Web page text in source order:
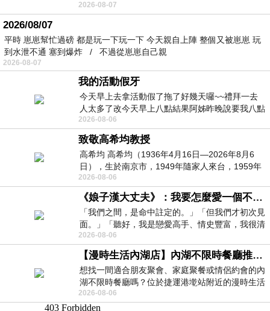
個人整整齊齊地站在鏡框之外，如同
2026-08-07
2026/08/07
平時 崽崽幫忙過磅 都是玩一下玩一下 今天親自上陣 整個又被崽崽 玩
到水泄不通 塞到爆炸 / 不過從崽崽自己親
2026-08-07
我的活動假牙
今天早上去拿活動假了拖了好幾天囉~~禮拜一去
人太多了改今天早上八點結果阿姊昨晚說要我八點
去西螺農會~回到莿桐都8點半多了
2026-08-06
致敬高希均教授
高希均 高希均（1936年4月16日—2026年8月6
日），生於南京市，1949年隨家人來台，1959年
赴美深造並取得經濟發展博士學位。曾任
2026-08-06
《娘子漢大丈夫》：我要怎麼愛一個不存在的人？
「我們之間，是命中註定的。」「但我們才初次見
面。」「聽好，我是戀愛高手、情史豐富，我很清
楚這種感覺，你我之間的那種感覺，現
2026-08-06
【漫時生活內湖店】內湖不限時餐廳推薦｜捷運港墘站美食，聚餐、約會、家庭聚會首選，正餐甜點一次滿足
想找一間適合朋友聚會、家庭聚餐或情侶約會的內
湖不限時餐廳嗎？位於捷運港墘站附近的漫時生活
內湖店，從捷運站步行約4分鐘即可抵
2026-08-06